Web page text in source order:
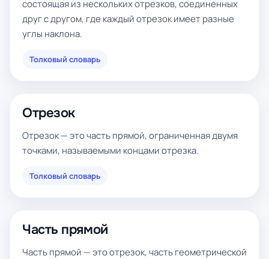
состоящая из нескольких отрезков, соединенных
друг с другом, где каждый отрезок имеет разные
углы наклона.
Толковый словарь
Отрезок
Отрезок — это часть прямой, ограниченная двумя
точками, называемыми концами отрезка.
Толковый словарь
Часть прямой
Часть прямой — это отрезок, часть геометрической